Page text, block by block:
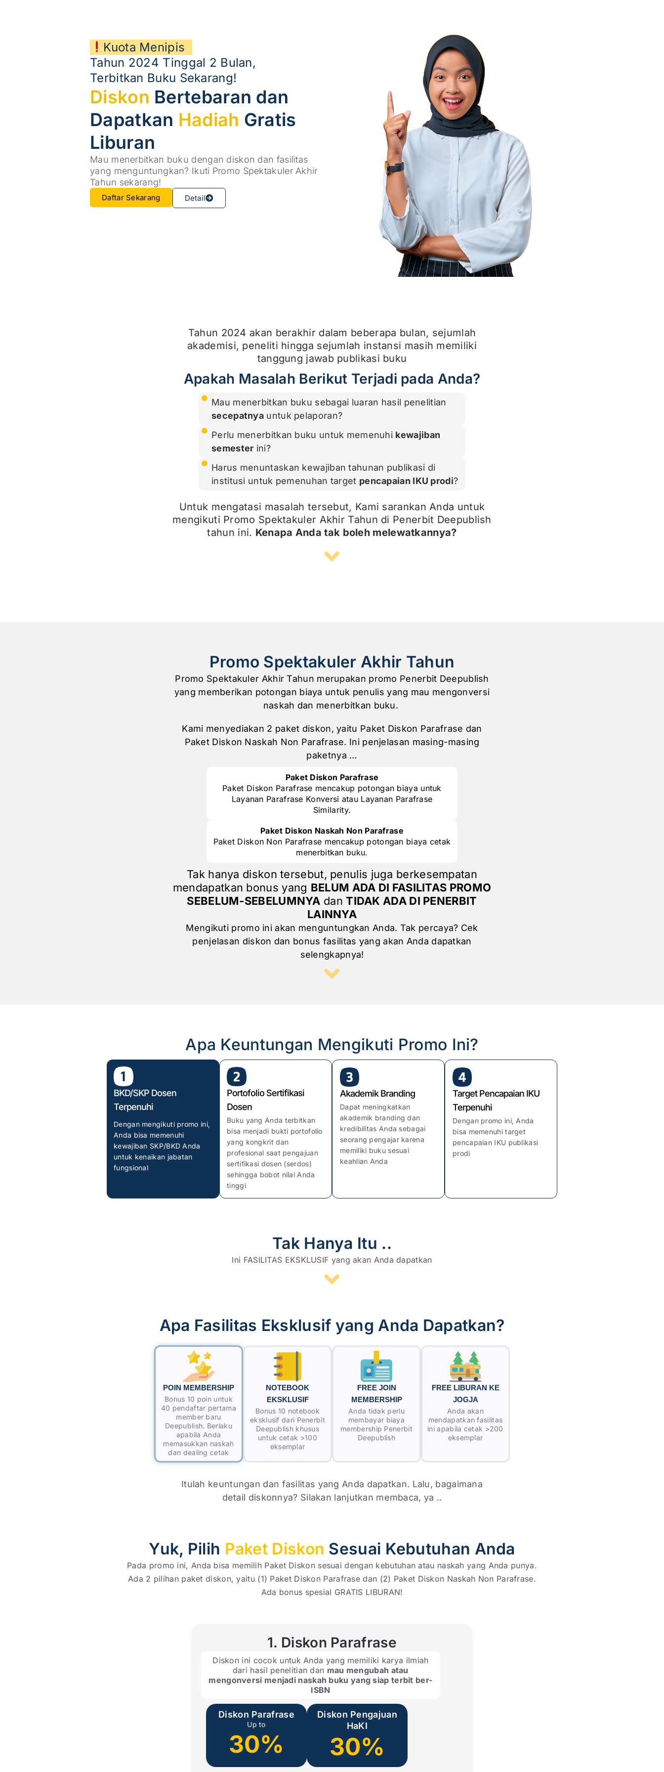
Kuota Menipis
Tahun 2024 Tinggal 2 Bulan,
Terbitkan Buku Sekarang!
Diskon Bertebaran dan
Dapatkan Hadiah Gratis
Liburan
Mau menerbitkan buku dengan diskon dan fasilitas
yang menguntungkan? Ikuti Promo Spektakuler Akhir
Tahun sekarang!
Daftar Sekarang Detail
Tahun 2024 akan berakhir dalam beberapa bulan, sejumlah
akademisi, peneliti hingga sejumlah instansi masih memiliki
tanggung jawab publikasi buku
Apakah Masalah Berikut Terjadi pada Anda?
Mau menerbitkan buku sebagai luaran hasil penelitian
secepatnya untuk pelaporan?
Perlu menerbitkan buku untuk memenuhi kewajiban
semester ini?
Harus menuntaskan kewajiban tahunan publikasi di
institusi untuk pemenuhan target pencapaian IKU prodi?
Untuk mengatasi masalah tersebut, Kami sarankan Anda untuk
mengikuti Promo Spektakuler Akhir Tahun di Penerbit Deepublish
tahun ini. Kenapa Anda tak boleh melewatkannya?
Promo Spektakuler Akhir Tahun
Promo Spektakuler Akhir Tahun merupakan promo Penerbit Deepublish
yang memberikan potongan biaya untuk penulis yang mau mengonversi
naskah dan menerbitkan buku.
Kami menyediakan 2 paket diskon, yaitu Paket Diskon Parafrase dan
Paket Diskon Naskah Non Parafrase. Ini penjelasan masing-masing
paketnya …
Paket Diskon Parafrase
Paket Diskon Parafrase mencakup potongan biaya untuk
Layanan Parafrase Konversi atau Layanan Parafrase
Similarity.
Paket Diskon Naskah Non Parafrase
Paket Diskon Non Parafrase mencakup potongan biaya cetak
menerbitkan buku.
Tak hanya diskon tersebut, penulis juga berkesempatan
mendapatkan bonus yang BELUM ADA DI FASILITAS PROMO
SEBELUM-SEBELUMNYA danTIDAK ADA DI PENERBIT
LAINNYA
Mengikuti promo ini akan menguntungkan Anda. Tak percaya? Cek
penjelasan diskon dan bonus fasilitas yang akan Anda dapatkan
selengkapnya!
Apa Keuntungan Mengikuti Promo Ini?
BKD/SKP Dosen
Terpenuhi
Dengan mengikuti promo ini,
Anda bisa memenuhi
kewajiban SKP/BKD Anda
untuk kenaikan jabatan
fungsional
Portofolio Sertifikasi
Dosen
Buku yang Anda terbitkan
bisa menjadi bukti portofolio
yang kongkrit dan
profesional saat pengajuan
sertifikasi dosen (serdos)
sehingga bobot nilai Anda
tinggi
Akademik Branding
Dapat meningkatkan
akademik branding dan
kredibilitas Anda sebagai
seorang pengajar karena
memiliki buku sesuai
keahlian Anda
Target Pencapaian IKU
Terpenuhi
Dengan promo ini, Anda
bisa memenuhi target
pencapaian IKU publikasi
prodi
Tak Hanya Itu ..
Ini FASILITAS EKSKLUSIF yang akan Anda dapatkan
Apa Fasilitas Eksklusif yang Anda Dapatkan?
POIN MEMBERSHIP
Bonus 10 poin untuk
40 pendaftar pertama
member baru
Deepublish. Berlaku
apabila Anda
memasukkan naskah
dan dealing cetak
NOTEBOOK
EKSKLUSIF
Bonus 10 notebook
eksklusif dari Penerbit
Deepublish khusus
untuk cetak >100
eksemplar
FREE JOIN
MEMBERSHIP
Anda tidak perlu
membayar biaya
membership Penerbit
Deepublish
FREE LIBURAN KE
JOGJA
Anda akan
mendapatkan fasilitas
ini apabila cetak >200
eksemplar
Itulah keuntungan dan fasilitas yang Anda dapatkan. Lalu, bagaimana
detail diskonnya? Silakan lanjutkan membaca, ya ..
Yuk, Pilih Paket Diskon Sesuai Kebutuhan Anda
Pada promo ini, Anda bisa memilih Paket Diskon sesuai dengan kebutuhan atau naskah yang Anda punya.
Ada 2 pilihan paket diskon, yaitu (1) Paket Diskon Parafrase dan (2) Paket Diskon Naskah Non Parafrase.
Ada bonus spesial GRATIS LIBURAN!
1. Diskon Parafrase
Diskon ini cocok untuk Anda yang memiliki karya ilmiah
dari hasil penelitian dan mau mengubah atau
mengonversi menjadi naskah buku yang siap terbit ber-
ISBN
Diskon Parafrase
Up to
30%
Diskon Pengajuan
HaKI
30%